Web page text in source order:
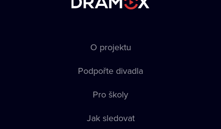
O projektu
Podpořte divadla
Pro školy
Jak sledovat